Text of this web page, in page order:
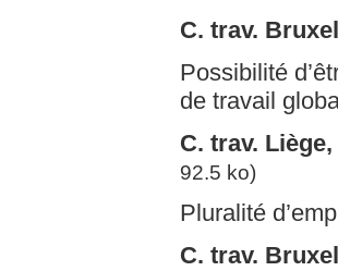
C. trav.
Possibilité
de travail
C. trav.
92.5 ko)
Pluralité
C. trav.